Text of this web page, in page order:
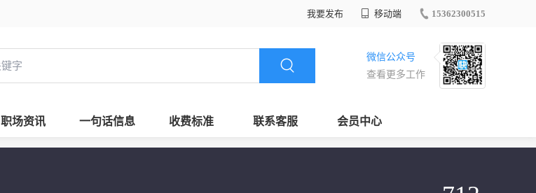
我要发布 移动端 15362300515
微信公众号
查看更多工作
职场资讯 一句话信息 收费标准 联系客服 会员中心